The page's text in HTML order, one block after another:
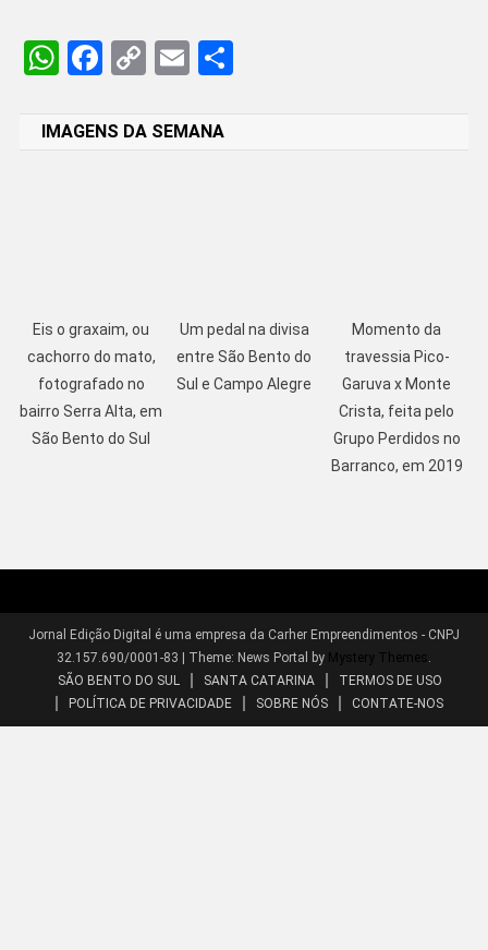
WhatsApp
Facebook
CopyEmailShare
IMAGENS DA SEMANA
Eis o graxaim, ou
cachorro do mato,
fotografado no
bairro Serra Alta, em
São Bento do Sul
Um pedal na divisa
entre São Bento do
Sul e Campo Alegre
Momento da
travessia Pico-
Garuva x Monte
Crista, feita pelo
Grupo Perdidos no
Barranco, em 2019
Jornal Edição Digital é uma empresa da Carher Empreendimentos - CNPJ
32.157.690/0001-83
Theme: News Portal by Mystery Themes .
SÃO BENTO DO SUL
SANTA CATARINA
TERMOS DE USO
POLÍTICA DE PRIVACIDADE
SOBRE NÓS CONTATE-NOS